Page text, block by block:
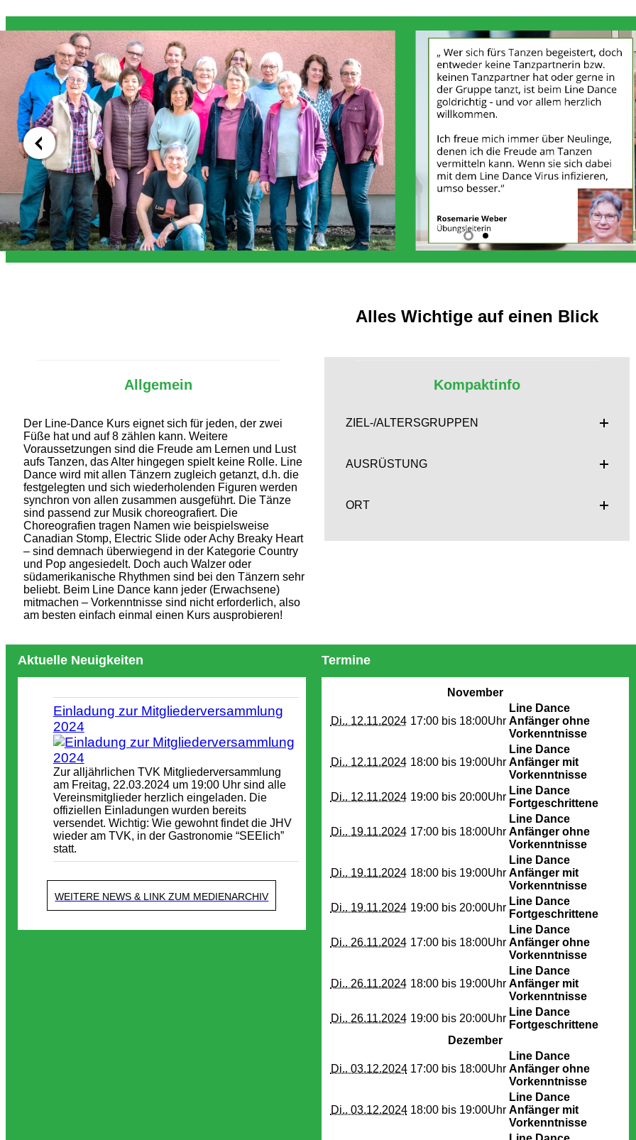
Alles Wichtige auf einen Blick
Allgemein
Der Line-Dance Kurs eignet sich für jeden, der zwei
Füße hat und auf 8 zählen kann. Weitere
Voraussetzungen sind die Freude am Lernen und Lust
aufs Tanzen, das Alter hingegen spielt keine Rolle. Line
Dance wird mit allen Tänzern zugleich getanzt, d.h. die
festgelegten und sich wiederholenden Figuren werden
synchron von allen zusammen ausgeführt. Die Tänze
sind passend zur Musik choreografiert. Die
Choreografien tragen Namen wie beispielsweise
Canadian Stomp, Electric Slide oder Achy Breaky Heart
– sind demnach überwiegend in der Kategorie Country
und Pop angesiedelt. Doch auch Walzer oder
südamerikanische Rhythmen sind bei den Tänzern sehr
beliebt. Beim Line Dance kann jeder (Erwachsene)
mitmachen – Vorkenntnisse sind nicht erforderlich, also
am besten einfach einmal einen Kurs ausprobieren!
Kompaktinfo
ZIEL-/ALTERSGRUPPEN
AUSRÜSTUNG
ORT
Aktuelle Neuigkeiten
Einladung zur Mitgliederversammlung
2024
Zur alljährlichen TVK Mitgliederversammlung
am Freitag, 22.03.2024 um 19:00 Uhr sind alle
Vereinsmitglieder herzlich eingeladen. Die
offiziellen Einladungen wurden bereits
versendet. Wichtig: Wie gewohnt findet die JHV
wieder am TVK, in der Gastronomie “SEElich”
statt.
WEITERE NEWS & LINK ZUM MEDIENARCHIV
Termine
November
Di.. 12.11.2024 17:00 bis 18:00Uhr
Line Dance
Anfänger ohne
Vorkenntnisse
Di.. 12.11.2024 18:00 bis 19:00Uhr
Line Dance
Anfänger mit
Vorkenntnisse
Di.. 12.11.2024 19:00 bis 20:00Uhr
Line Dance
Fortgeschrittene
Di.. 19.11.2024 17:00 bis 18:00Uhr
Line Dance
Anfänger ohne
Vorkenntnisse
Di.. 19.11.2024 18:00 bis 19:00Uhr
Line Dance
Anfänger mit
Vorkenntnisse
Di.. 19.11.2024 19:00 bis 20:00Uhr
Line Dance
Fortgeschrittene
Di.. 26.11.2024 17:00 bis 18:00Uhr
Line Dance
Anfänger ohne
Vorkenntnisse
Di.. 26.11.2024 18:00 bis 19:00Uhr
Line Dance
Anfänger mit
Vorkenntnisse
Di.. 26.11.2024 19:00 bis 20:00Uhr
Line Dance
Fortgeschrittene
Dezember
Di.. 03.12.2024 17:00 bis 18:00Uhr
Line Dance
Anfänger ohne
Vorkenntnisse
Di.. 03.12.2024 18:00 bis 19:00Uhr
Line Dance
Anfänger mit
Vorkenntnisse